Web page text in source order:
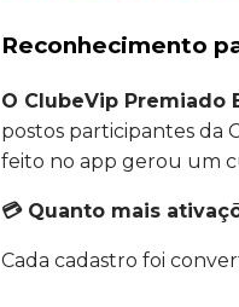
Reconhecimento
O ClubeVip Premiado
postos participantes da
feito no app gerou um
💳 Quanto mais
Cada cadastro foi